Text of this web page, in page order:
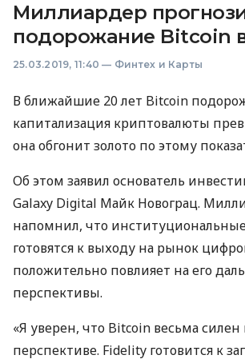
Миллиардер
подорожание Bitcoin
25.03.2019, 11:40 — Финтех и Карты
В ближайшие 20 лет Bitcoin
капитализация криптовалюты
она обгонит золото по этому
Об этом заявил основатель
Galaxy Digital Майк Новограц.
напомнил, что
готовятся к выходу на рынок
положительно повлияет на его
перспективы.
«Я уверен, что Bitcoin весьма силен
перспективе. Fidelity готовится к